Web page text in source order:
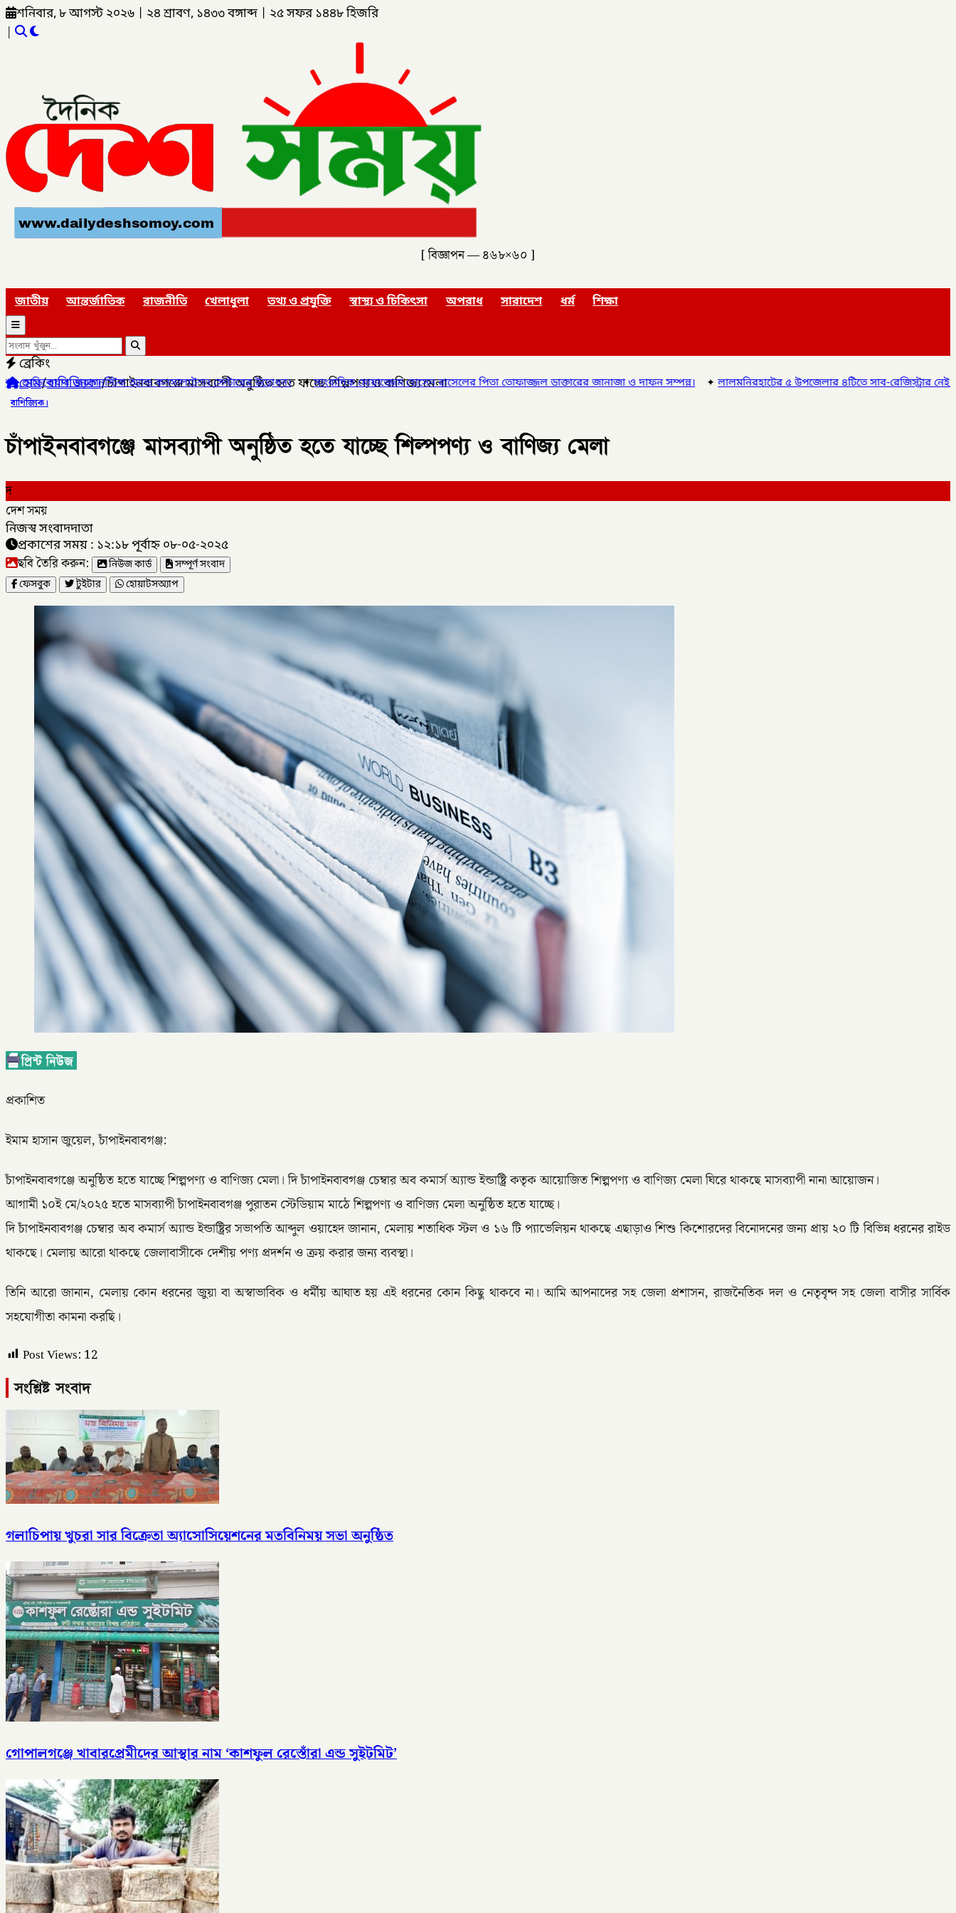
শনিবার, ৮ আগস্ট ২০২৬ ২৪ শ্রাবণ, ১৪৩৩ বঙ্গাব্দ ২৫ সফর ১৪৪৮ হিজরি
|
[ বিজ্ঞাপন — ৪৬৮×৬০ ]
জাতীয় আন্তর্জাতিক রাজনীতি খেলাধুলা তথ্য ও প্রযুক্তি স্বাস্থ্য ও চিকিৎসা অপরাধ সারাদেশ ধর্ম শিক্ষা
ব্রেকিং
অ্যান্ড কনসালটেশন সেন্টারের উদ্বোধন।✦সাংবাদিক মোয়াজ্জেম হোসেন রাসেলের পিতা তোফাজ্জল ডাক্তারের জানাজা ও দাফন সম্পন্ন।✦লালমনিরহাটের ৫ উপজেলার ৪টিতে সাব-রেজিস্ট্রার নেই অতিরিক্ত দায়িত্বে চলছে
হোম/বাণিজ্যিক।/চাঁপাইনবাবগঞ্জে মাসব্যাপী অনুষ্ঠিত হতে যাচ্ছে শিল্পপণ্য ও বাণিজ্য মেলা
বাণিজ্যিক।
চাঁপাইনবাবগঞ্জে মাসব্যাপী অনুষ্ঠিত হতে যাচ্ছে শিল্পপণ্য ও বাণিজ্য মেলা
দ
দেশ সময়
নিজস্ব সংবাদদাতা
প্রকাশের সময় : ১২:১৮ পূর্বাহ্ন ০৮-০৫-২০২৫
ছবি তৈরি করুন: নিউজ কার্ড
সম্পূর্ণ সংবাদ
ফেসবুক
টুইটার হোয়াটসঅ্যাপ
প্রকাশিত
ইমাম হাসান জুয়েল, চাঁপাইনবাবগঞ্জ:
চাঁপাইনবাবগঞ্জে অনুষ্ঠিত হতে যাচ্ছে শিল্পপণ্য ও বাণিজ্য মেলা। দি চাঁপাইনবাবগঞ্জ চেম্বার অব কমার্স অ্যান্ড ইন্ডাষ্ট্রি কতৃক আয়োজিত শিল্পপণ্য ও বাণিজ্য মেলা ঘিরে থাকছে মাসব্যাপী নানা আয়োজন।
আগামী ১০ই মে/২০২৫ হতে মাসব্যাপী চাঁপাইনবাবগঞ্জ পুরাতন স্টেডিয়াম মাঠে শিল্পপণ্য ও বাণিজ্য মেলা অনুষ্ঠিত হতে যাচ্ছে।
দি চাঁপাইনবাবগঞ্জ চেম্বার অব কমার্স অ্যান্ড ইন্ডাষ্ট্রির সভাপতি আব্দুল ওয়াহেদ জানান, মেলায় শতাধিক স্টল ও ১৬ টি প্যাভেলিয়ন থাকছে এছাড়াও শিশু কিশোরদের বিনোদনের জন্য প্রায় ২০ টি বিভিন্ন ধরনের রাইড
থাকছে। মেলায় আরো থাকছে জেলাবাসীকে দেশীয় পণ্য প্রদর্শন ও ক্রয় করার জন্য ব্যবস্থা।
তিনি আরো জানান, মেলায় কোন ধরনের জুয়া বা অস্বাভাবিক ও ধর্মীয় আঘাত হয় এই ধরনের কোন কিছু থাকবে না। আমি আপনাদের সহ জেলা প্রশাসন, রাজনৈতিক দল ও নেতৃবৃন্দ সহ জেলা বাসীর সার্বিক
সহযোগীতা কামনা করছি।
Post Views: 12
সংশ্লিষ্ট সংবাদ
গলাচিপায় খুচরা সার বিক্রেতা অ্যাসোসিয়েশনের মতবিনিময় সভা অনুষ্ঠিত
গোপালগঞ্জে খাবারপ্রেমীদের আস্থার নাম ‘কাশফুল রেস্তোঁরা এন্ড সুইটমিট’